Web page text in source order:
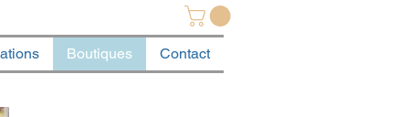
Boutiques Contact